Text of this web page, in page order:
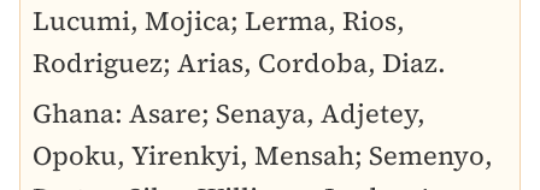
Lucumi, Mojica; Lerma, Rios,
Rodriguez; Arias, Cordoba, Diaz.
Ghana: Asare; Senaya, Adjetey,
Opoku, Yirenkyi, Mensah; Semenyo,